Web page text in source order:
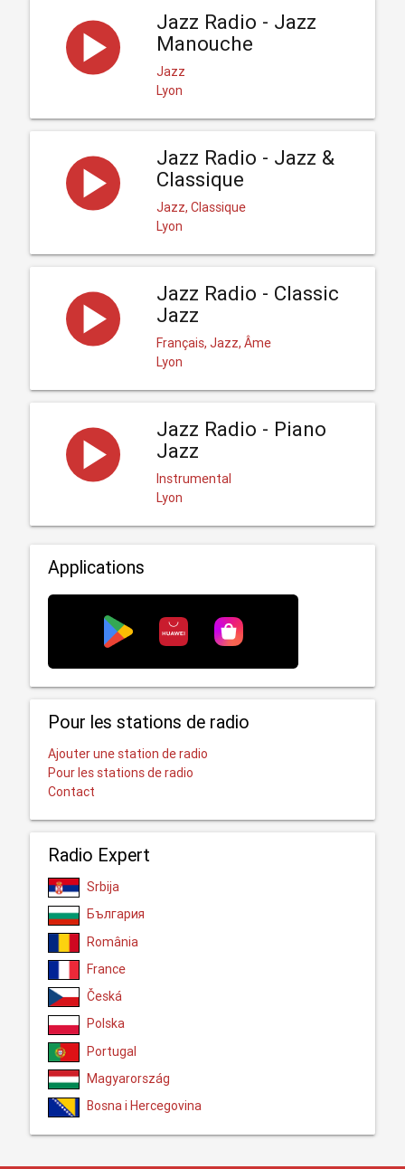
Jazz Radio - Jazz
Manouche
Jazz
Lyon
Jazz Radio - Jazz &
Classique
Jazz, Classique
Lyon
Jazz Radio - Classic
Jazz
Français, Jazz, Âme
Lyon
Jazz Radio - Piano
Jazz
Instrumental
Lyon
Applications
Pour les stations de radio
Ajouter une station de radio
Pour les stations de radio
Contact
Radio Expert
Srbija
България
România
France
Česká
Polska
Portugal
Magyarország
Bosna i Hercegovina